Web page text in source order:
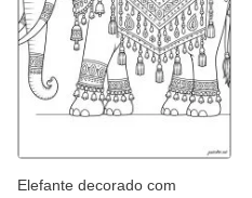
Elefante decorado com